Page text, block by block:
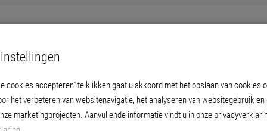
Creativ Lucento 83
met metalen uitstraling van het
het bijzondere, decent gestructureerde
cookies accepteren” te klikken gaat u akkoord met het opslaan van cookies
het verbeteren van websitenavigatie, het analyseren van websitegebruik en
marketingprojecten. Aanvullende informatie vindt u in onze